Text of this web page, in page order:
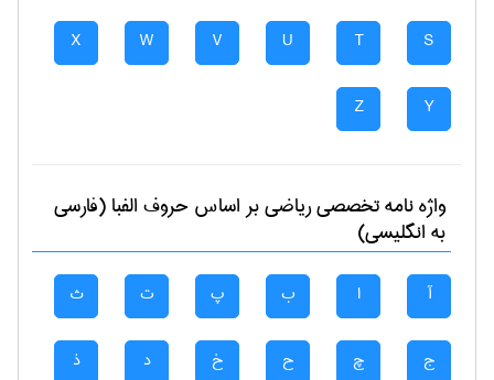
S
T
U
V
W
X
Y
Z
واژه نامه تخصصیرياضیبر اساس حروف الفبا (فارسی
به انگلیسی)
آ ا ب پ ت ث
ج چ ح خ د ذ